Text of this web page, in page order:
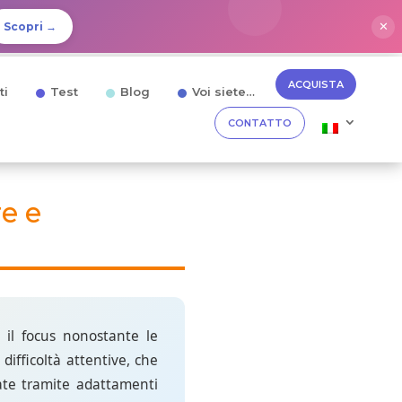
Scopri → ✕
Test Blog Voi siete… ACQUISTA
CONTATTO
e
focus nonostante le
attentive, che
tramite adattamenti